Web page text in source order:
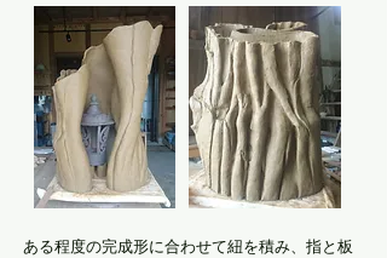
ある程度の完成形に合わせて紐を積み、指と板